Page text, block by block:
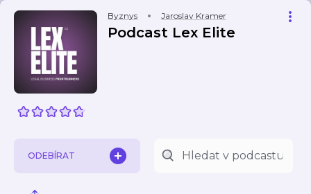
Byznys Jaroslav Kramer
Podcast Lex Elite
ODEBÍRAT